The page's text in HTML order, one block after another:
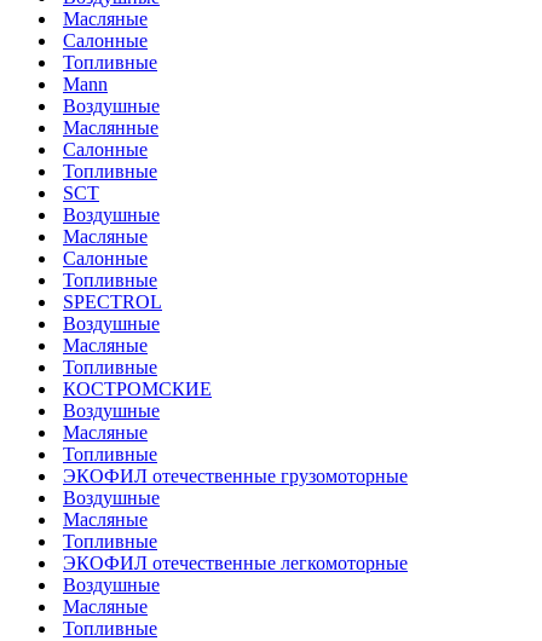
Масляные
Салонные
Топливные
Mann
Воздушные
Маслянные
Салонные
Топливные
SCT
Воздушные
Масляные
Салонные
Топливные
SPECTROL
Воздушные
Масляные
Топливные
КОСТРОМСКИЕ
Воздушные
Масляные
Топливные
ЭКОФИЛ отечественные грузомоторные
Воздушные
Масляные
Топливные
ЭКОФИЛ отечественные легкомоторные
Воздушные
Масляные
Топливные